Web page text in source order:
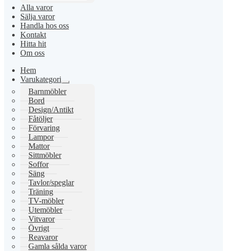
Alla varor
Sälja varor
Handla hos oss
Kontakt
Hitta hit
Om oss
Hem
Varukategori
Expandera
undermeny
Barnmöbler
Bord
Design/Antikt
Fåtöljer
Förvaring
Lampor
Mattor
Sittmöbler
Soffor
Säng
Tavlor/speglar
Träning
TV-möbler
Utemöbler
Vitvaror
Övrigt
Reavaror
Gamla sålda varor